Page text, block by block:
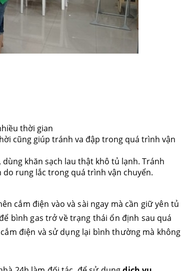
thời gian
cũng giúp tránh va đập trong quá trình vận
khăn sạch lau thật khô tủ lạnh. Tránh
rung lắc trong quá trình vận chuyển.
cắm điện vào và sài ngay mà cần giữ yên tủ
bình gas trở về trạng thái ổn định sau quá
điện và sử dụng lại bình thường mà không